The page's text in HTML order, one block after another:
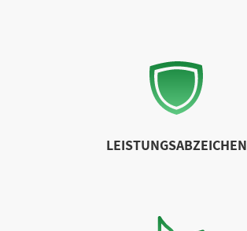
LEISTUNGSABZEICHEN